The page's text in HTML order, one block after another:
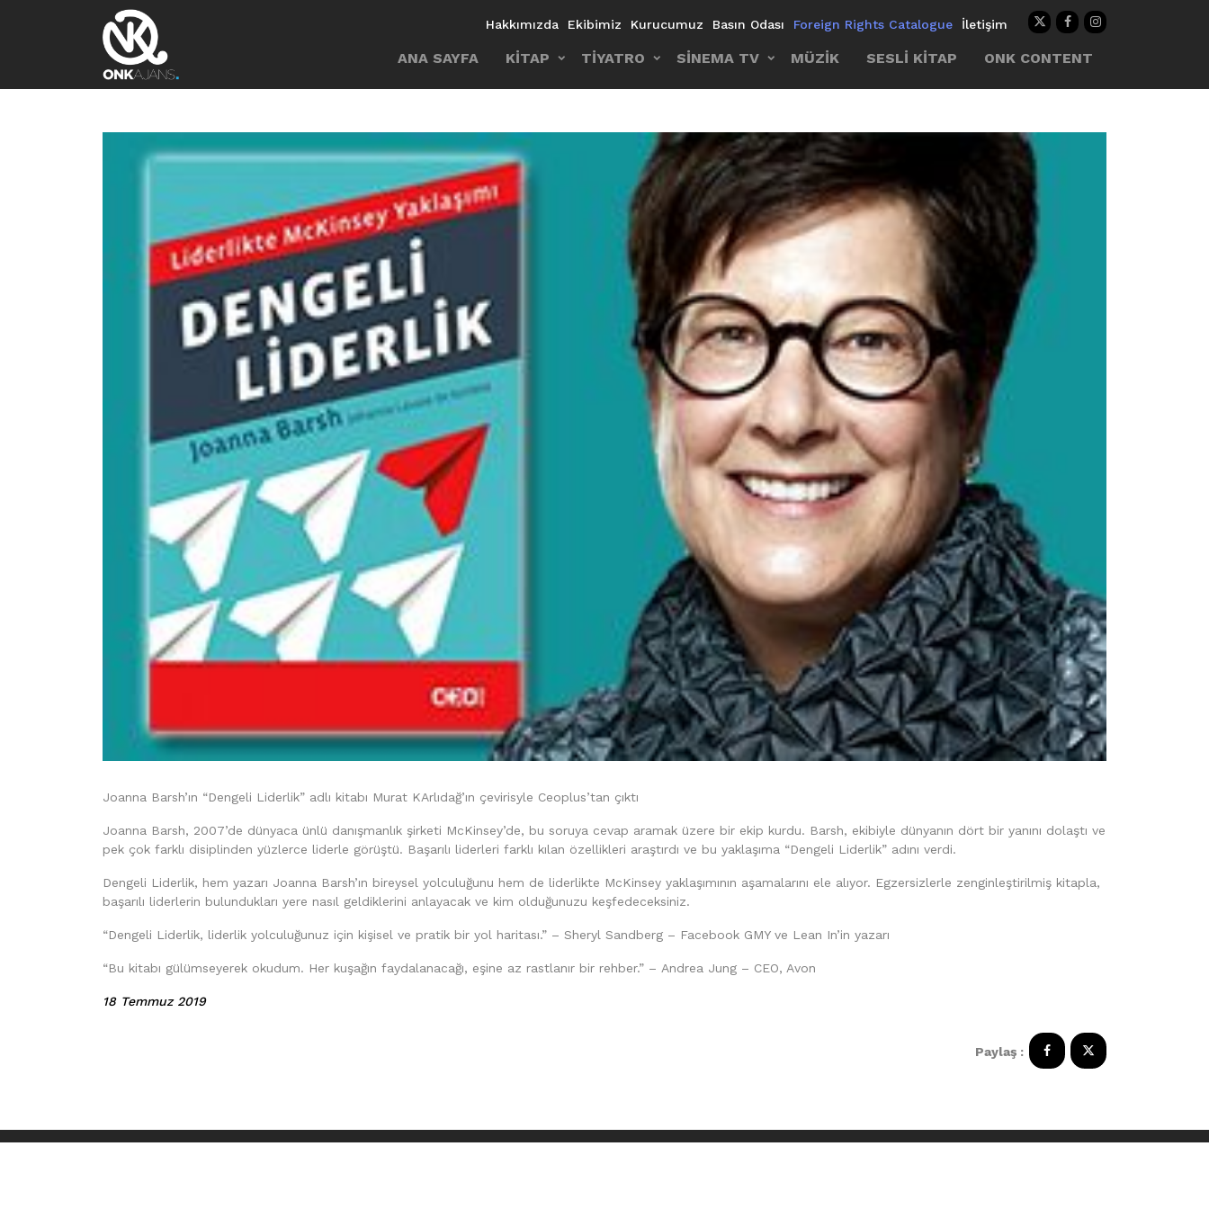
Hakkımızda Ekibimiz Kurucumuz Basın Odası Foreign Rights Catalogue İletişim
ANA SAYFA KİTAP TİYATRO SİNEMA TV MÜZİK SESLİ KİTAP ONK CONTENT
Joanna Barsh’ın “Dengeli Liderlik” adlı kitabı Murat KArlıdağ’ın çevirisyle Ceoplus’tan çıktı
Joanna Barsh, 2007’de dünyaca ünlü danışmanlık şirketi McKinsey’de, bu soruya cevap aramak üzere bir ekip kurdu. Barsh, ekibiyle dünyanın dört bir yanını dolaştı ve
pek çok farklı disiplinden yüzlerce liderle görüştü. Başarılı liderleri farklı kılan özellikleri araştırdı ve bu yaklaşıma “Dengeli Liderlik” adını verdi.
Dengeli Liderlik, hem yazarı Joanna Barsh’ın bireysel yolculuğunu hem de liderlikte McKinsey yaklaşımının aşamalarını ele alıyor. Egzersizlerle zenginleştirilmiş kitapla,
başarılı liderlerin bulundukları yere nasıl geldiklerini anlayacak ve kim olduğunuzu keşfedeceksiniz.
“Dengeli Liderlik, liderlik yolculuğunuz için kişisel ve pratik bir yol haritası.” – Sheryl Sandberg – Facebook GMY ve Lean In’in yazarı
“Bu kitabı gülümseyerek okudum. Her kuşağın faydalanacağı, eşine az rastlanır bir rehber.” – Andrea Jung – CEO, Avon
18 Temmuz 2019
Paylaş :